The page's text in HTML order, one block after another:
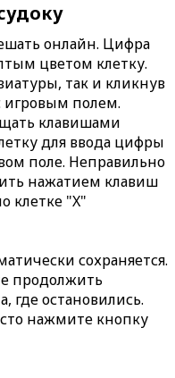
онлайн. Цифра
цветом клетку.
так и кликнув
игровым полем.
клавишами
для ввода цифры
поле. Неправильно
нажатием клавиш
клетке "X"
сохраняется.
продолжить
где остановились.
нажмите кнопку